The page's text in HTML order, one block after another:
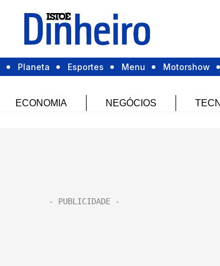
Planeta Esportes Menu Motorshow
ECONOMIA NEGÓCIOS